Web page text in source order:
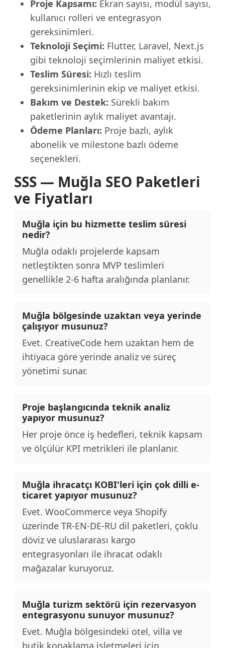
Proje Kapsamı: Ekran sayısı, modül sayısı,
kullanıcı rolleri ve entegrasyon
gereksinimleri.
Teknoloji Seçimi: Flutter, Laravel, Next.js
gibi teknoloji seçimlerinin maliyet etkisi.
Teslim Süresi: Hızlı teslim
gereksinimlerinin ekip ve maliyet etkisi.
Bakım ve Destek: Sürekli bakım
paketlerinin aylık maliyet avantajı.
Ödeme Planları: Proje bazlı, aylık
abonelik ve milestone bazlı ödeme
seçenekleri.
SSS — Muğla SEO Paketleri
ve Fiyatları
Muğla için bu hizmette teslim süresi
nedir?
Muğla odaklı projelerde kapsam
netleştikten sonra MVP teslimleri
genellikle 2-6 hafta aralığında planlanır.
Muğla bölgesinde uzaktan veya yerinde
çalışıyor musunuz?
Evet. CreativeCode hem uzaktan hem de
ihtiyaca göre yerinde analiz ve süreç
yönetimi sunar.
Proje başlangıcında teknik analiz
yapıyor musunuz?
Her proje önce iş hedefleri, teknik kapsam
ve ölçülür KPI metrikleri ile planlanır.
Muğla ihracatçı KOBI'leri için çok dilli e-
ticaret yapıyor musunuz?
Evet. WooCommerce veya Shopify
üzerinde TR-EN-DE-RU dil paketleri, çoklu
döviz ve uluslararası kargo
entegrasyonları ile ihracat odaklı
mağazalar kuruyoruz.
Muğla turizm sektörü için rezervasyon
entegrasyonu sunuyor musunuz?
Evet. Muğla bölgesindeki otel, villa ve
butik konaklama işletmeleri için